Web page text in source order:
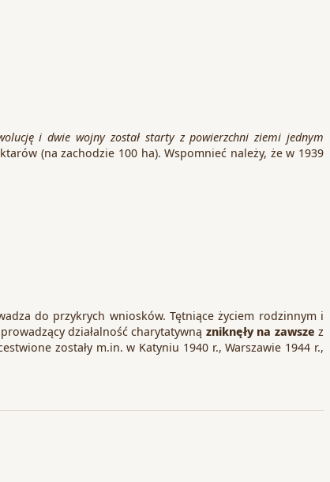
i dwie wojny został starty z powierzchni ziemi jednym
(na zachodzie 100 ha). Wspomnieć należy, że w 1939
do przykrych wniosków. Tętniące życiem rodzinnym i
działalność charytatywną zniknęły na zawszez
zostały m.in. w Katyniu 1940 r., Warszawie 1944 r.,